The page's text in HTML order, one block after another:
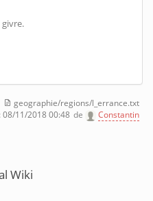
givre.
geographie/regions/l_errance.txt
08/11/2018 00:48 de Constantin
Wiki